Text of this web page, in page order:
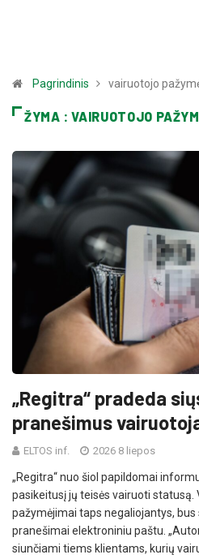
Pagrindinis vairuotojo
ŽYMA : VAIRUOTOJO
„Regitra“ pradeda
pranešimus
ELTOS inf. 2026 8 liepos
„Regitra“ nuo šiol papildomai
pasikeitusį jų teisės vairuoti statusą.
pažymėjimai taps negaliojantys,
pranešimai elektroniniu paštu.
siunčiami tiems klientams, kurių